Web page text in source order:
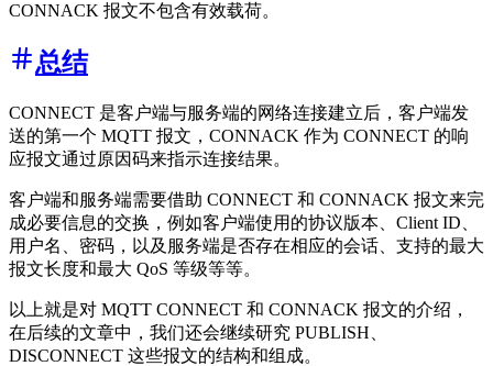
CONNACK 报文不包含有效载荷。
总结
CONNECT 是客户端与服务端的网络连接建立后，客户端发
送的第一个 MQTT 报文，CONNACK 作为 CONNECT 的响
应报文通过原因码来指示连接结果。
客户端和服务端需要借助 CONNECT 和 CONNACK 报文来完
成必要信息的交换，例如客户端使用的协议版本、Client ID、
用户名、密码，以及服务端是否存在相应的会话、支持的最大
报文长度和最大 QoS 等级等等。
以上就是对 MQTT CONNECT 和 CONNACK 报文的介绍，
在后续的文章中，我们还会继续研究 PUBLISH、
DISCONNECT 这些报文的结构和组成。